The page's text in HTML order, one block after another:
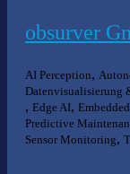
obsurver
AI Perception,
Datenvisualisierung
, Edge AI,
Predictive
Sensor Monitoring,